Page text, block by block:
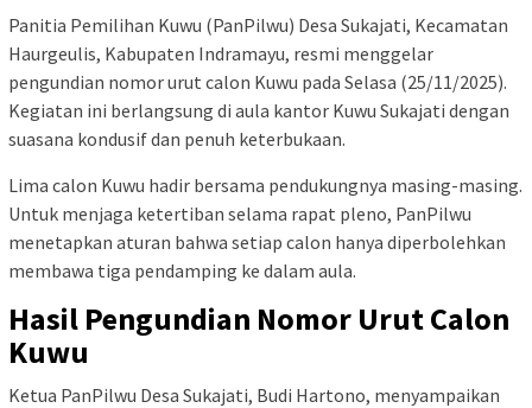
Panitia Pemilihan Kuwu (PanPilwu) Desa Sukajati, Kecamatan
Haurgeulis, Kabupaten Indramayu, resmi menggelar
pengundian nomor urut calon Kuwu pada Selasa (25/11/2025).
Kegiatan ini berlangsung di aula kantor Kuwu Sukajati dengan
suasana kondusif dan penuh keterbukaan.
Lima calon Kuwu hadir bersama pendukungnya masing-masing.
Untuk menjaga ketertiban selama rapat pleno, PanPilwu
menetapkan aturan bahwa setiap calon hanya diperbolehkan
membawa tiga pendamping ke dalam aula.
Hasil Pengundian Nomor Urut Calon
Kuwu
Ketua PanPilwu Desa Sukajati, Budi Hartono, menyampaikan